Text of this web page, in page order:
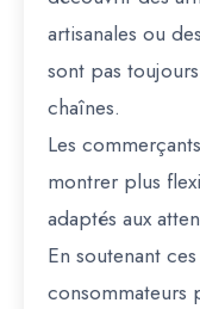
artisanales ou
sont pas
chaînes.
Les
montrer plus
adaptés aux
En soutenant
consommateurs